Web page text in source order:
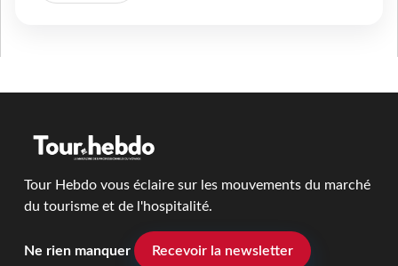
Tour Hebdo vous éclaire sur les mouvements du marché
du tourisme et de l'hospitalité.
Ne rien manquer Recevoir la newsletter